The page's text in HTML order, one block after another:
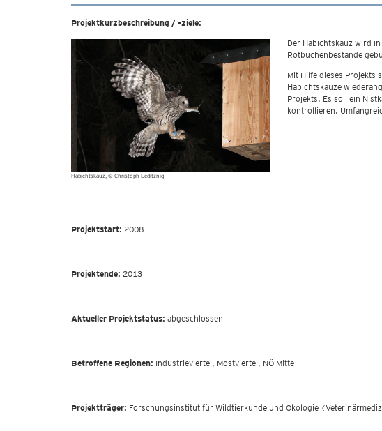
Projektkurzbeschreibung / -ziele:
Habichtskauz © Christoph Leditznig
Der Habichtskauz wird
Rotbuchenbestände
Mit Hilfe dieses Projekts
Habichtskäuze
Projekts. Es soll ein
kontrollieren.
Projektstart: 2008
Projektende: 2013
Aktueller Projektstatus: abgeschlossen
Betroffene Regionen: Industrieviertel, Mostviertel, NÖ Mitte
Projektträger: Forschungsinstitut für Wildtierkunde und Ökologie